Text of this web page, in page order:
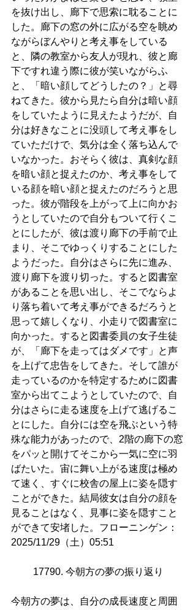
を抜け出し、廊下で思索に耽ることに
した。廊下の窓の外に広がる空を眺め
ながらぼんやりと考え事をしている
と、隣の教室から友人が現れ、彼と廊
下ですれ違う際に彼が笑いながらふ
と、「暗い顔してどうしたの？」と尋
ねてきた。彼から見たら自分は暗い顔
をしていたように見えたようだが、自
分は好きなことに没頭して考え事をし
ていただけで、気分は全く落ち込んで
いなかった。おそらく彼は、真剣な顔
を暗い顔と捉えたのか、考え事をして
いる顔を暗い顔と捉えたのだろうと思
った。彼が階段を上がって上に向かお
うとしていたので自分もついて行くこ
とにしたが、彼は渡り廊下の手前で止
まり、そこでゆっくりすることにした
ようだった。自分はさらに先に進み、
渡り廊下を渡り切った。すると図書室
があることを思い出し、そこでならよ
り落ち着いて考え事ができるだろうと
思って嬉しくなり、小走りで図書室に
向かった。すると図書委員の女子生徒
が、「廊下を走ってはダメです」と声
を上げて忠告をしてきた。そして誰が
走っているのかを特定するために図書
室から出てこようとしていたので、自
分はさらに走る速度を上げて逃げるこ
とにした。自分には空を飛ぶという特
殊な能力があったので、2階の廊下の窓
をパッと開けてそこから一気に空に羽
ばたいた。宙に舞い上がる速度は極め
て速く、すぐに校舎の屋上に姿を隠す
ことができた。結局彼女は自分の顔を
見ることはなく、見事に姿を隠すこと
ができて安堵した。フローニンゲン：
2025/11/29（土）05:51
17790. 今朝方の夢の振り返り
今朝方の夢は、自分の成長速度と周囲